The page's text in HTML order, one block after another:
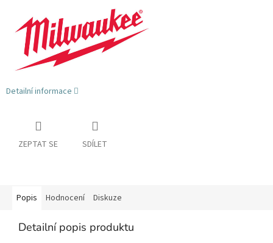
Detailní informace
ZEPTAT SE SDÍLET
Popis Hodnocení Diskuze
Detailní popis produktu